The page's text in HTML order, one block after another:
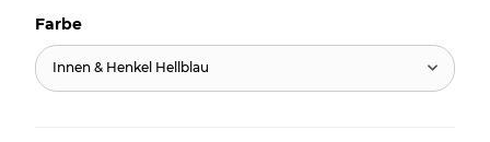
Farbe
Innen & Henkel Hellblau